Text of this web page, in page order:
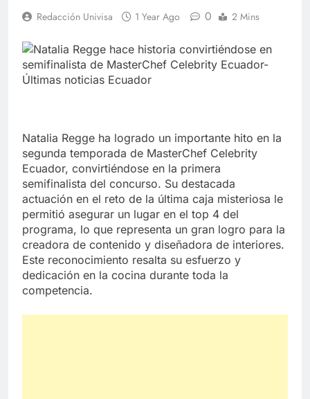
Redacción Univisa 1 Year Ago 0 2 Mins
Natalia Regge ha logrado un importante hito en la
segunda temporada de MasterChef Celebrity
Ecuador, convirtiéndose en la primera
semifinalista del concurso. Su destacada
actuación en el reto de la última caja misteriosa le
permitió asegurar un lugar en el top 4 del
programa, lo que representa un gran logro para la
creadora de contenido y diseñadora de interiores.
Este reconocimiento resalta su esfuerzo y
dedicación en la cocina durante toda la
competencia.